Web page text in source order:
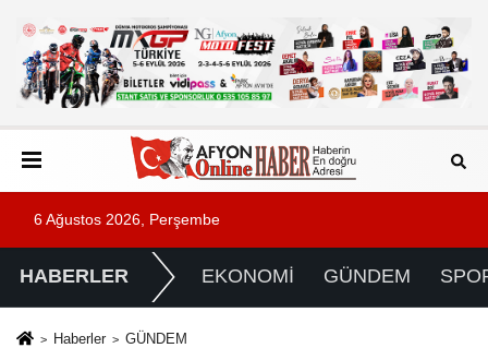
6 Ağustos 2026, Perşembe
HABERLER EKONOMİ GÜNDEM
Haberler GÜNDEM